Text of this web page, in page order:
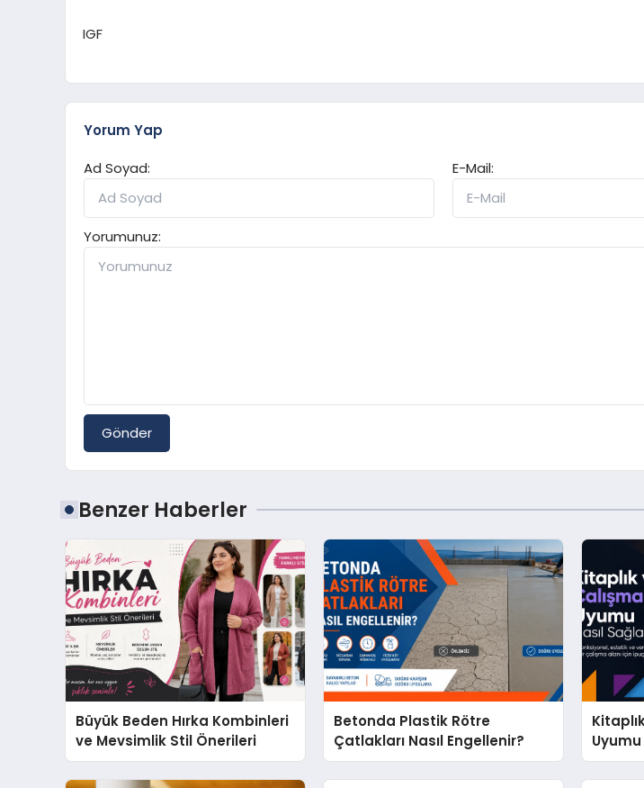
IGF
Yorum Yap
Ad Soyad:
E-Mail:
Yorumunuz:
Gönder
Benzer Haberler
Büyük Beden Hırka Kombinleri
ve Mevsimlik Stil Önerileri
Betonda Plastik Rötre
Çatlakları Nasıl Engellenir?
Uyumu